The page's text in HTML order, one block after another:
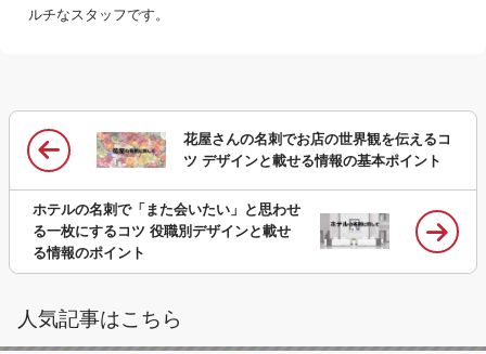
ルチなスタッフです。
花屋さんの名刺でお店の世界観を伝えるコ
ツ デザインと載せる情報の基本ポイント
ホテルの名刺で「また会いたい」と思わせ
る一枚にするコツ 役職別デザインと載せ
る情報のポイント
人気記事はこちら